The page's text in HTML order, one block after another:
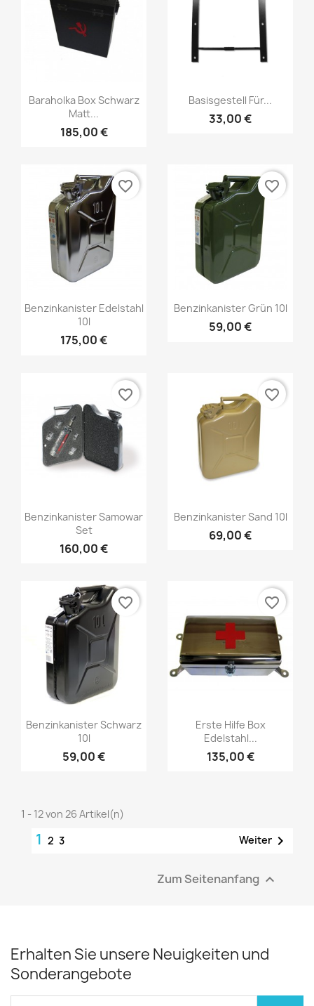
Baraholka Box Schwarz
Matt...
185,00 €
Basisgestell Für...
33,00 €
Benzinkanister Edelstahl
10l
175,00 €
favorite_border
Benzinkanister Grün 10l
59,00 €
favorite_border
Benzinkanister Samowar
Set
160,00 €
favorite_border
Benzinkanister Sand 10l
69,00 €
favorite_border
Benzinkanister Schwarz
10l
59,00 €
favorite_border
Erste Hilfe Box
Edelstahl...
135,00 €
favorite_border
1 - 12 von 26 Artikel(n)
1 2 3 Weiter 
Zum Seitenanfang 
Erhalten Sie unsere Neuigkeiten und
Sonderangebote